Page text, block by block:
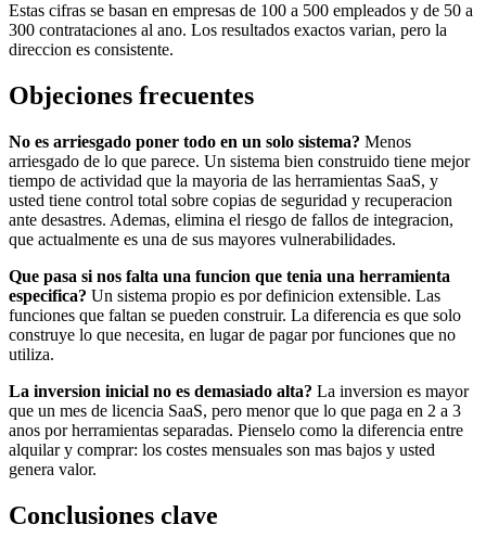
Estas cifras se basan en empresas de 100 a 500 empleados y de 50 a
300 contrataciones al ano. Los resultados exactos varian, pero la
direccion es consistente.
Objeciones frecuentes
No es arriesgado poner todo en un solo sistema? Menos
arriesgado de lo que parece. Un sistema bien construido tiene mejor
tiempo de actividad que la mayoria de las herramientas SaaS, y
usted tiene control total sobre copias de seguridad y recuperacion
ante desastres. Ademas, elimina el riesgo de fallos de integracion,
que actualmente es una de sus mayores vulnerabilidades.
Que pasa si nos falta una funcion que tenia una herramienta
especifica? Un sistema propio es por definicion extensible. Las
funciones que faltan se pueden construir. La diferencia es que solo
construye lo que necesita, en lugar de pagar por funciones que no
utiliza.
La inversion inicial no es demasiado alta? La inversion es mayor
que un mes de licencia SaaS, pero menor que lo que paga en 2 a 3
anos por herramientas separadas. Pienselo como la diferencia entre
alquilar y comprar: los costes mensuales son mas bajos y usted
genera valor.
Conclusiones clave